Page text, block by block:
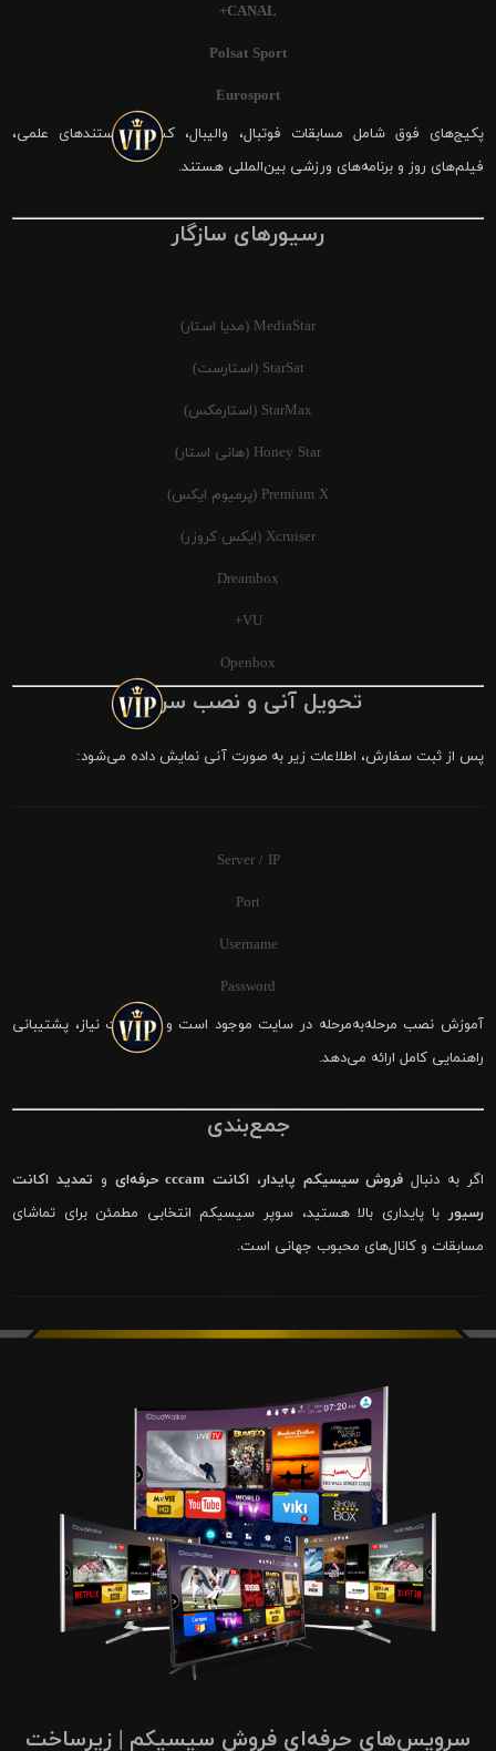
CANAL+
Polsat Sport
Eurosport
پکیج‌های فوق شامل مسابقات فوتبال، والیبال، کشتی، مستندهای علمی،
فیلم‌های روز و برنامه‌های ورزشی بین‌المللی هستند.
رسیورهای سازگار
MediaStar (مدیا استار)
StarSat (استارست)
StarMax (استارمکس)
Honey Star (هانی استار)
Premium X (پرمیوم ایکس)
Xcruiser (ایکس کروزر)
Dreambox
VU+
Openbox
تحویل آنی و نصب سریع
پس از ثبت سفارش، اطلاعات زیر به صورت آنی نمایش داده می‌شود:
Server / IP
Port
Username
Password
آموزش نصب مرحله‌به‌مرحله در سایت موجود است و در صورت نیاز، پشتیبانی
راهنمایی کامل ارائه می‌دهد.
جمع‌بندی
اگر به دنبال فروش سیسیکم پایدار، اکانت cccam حرفه‌ای و تمدید اکانت
رسیور با پایداری بالا هستید، سوپر سیسیکم انتخابی مطمئن برای تماشای
مسابقات و کانال‌های محبوب جهانی است.
سرویس‌های حرفه‌ای فروش سیسیکم | زیرساخت